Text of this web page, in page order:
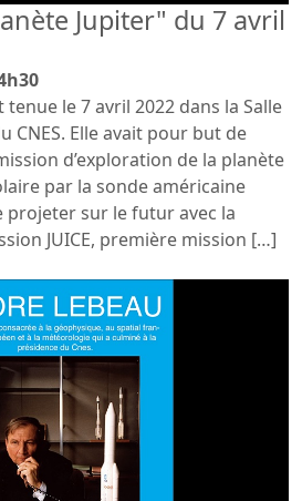
Jupiter" du 7 avril
tenue le 7 avril 2022 dans la Salle
CNES. Elle avait pour but de
d’exploration de la planète
par la sonde américaine
projeter sur le futur avec la
JUICE, première mission […]